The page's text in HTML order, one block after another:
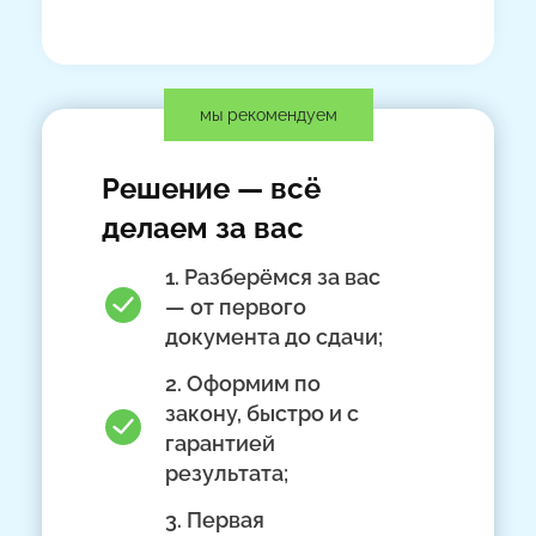
мы рекомендуем
Решение — всё
делаем за вас
1. Разберёмся за вас
— от первого
документа до сдачи;
2. Оформим по
закону, быстро и с
гарантией
результата;
3. Первая